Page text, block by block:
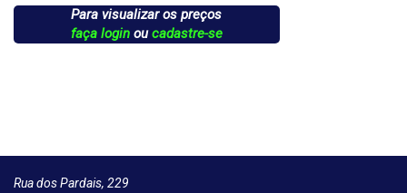
Para visualizar os preços
faça loginoucadastre-se
Rua dos Pardais, 229